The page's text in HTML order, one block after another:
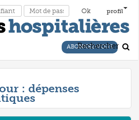
profil
ABONNEZ-VOUS
Rechercher
: dépenses